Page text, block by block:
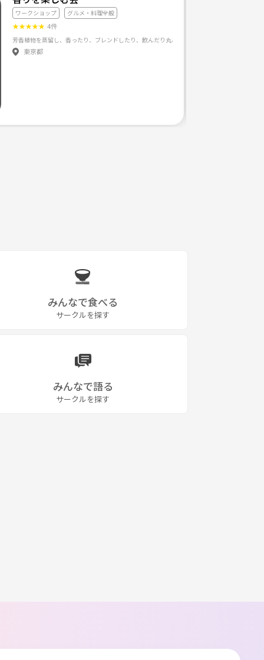
ワークショップ グルメ・料理全般
★★★★★ 4件
東京都
みんなで食べる
サークルを探す
みんなで語る
サークルを探す